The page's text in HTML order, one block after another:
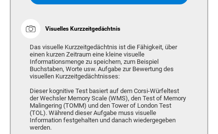
Visuelles Kurzzeitgedächtnis
Das visuelle Kurzzeitgedächtnis ist die Fähigkeit, über
einen kurzen Zeitraum eine kleine visuelle
Informationsmenge zu speichern, zum Beispiel
Buchstaben, Worte usw. Aufgabe zur Bewertung des
visuellen Kurzzeitgedächtnisses:
Dieser kognitive Test basiert auf dem Corsi-Würfeltest
der Wechsler Memory Scale (WMS), den Test of Memory
Malingering (TOMM) und den Tower of London Test
(TOL). Während dieser Aufgabe muss visuelle
Information festgehalten und danach wiedergegeben
werden.